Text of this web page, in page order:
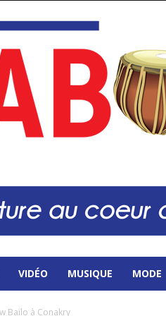
VIDÉO MUSIQUE MODE
Baïlo à Conakry